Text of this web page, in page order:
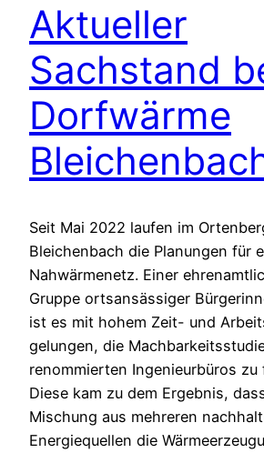
Aktueller
Sachstand
Dorfwärme
Seit Mai 2022 laufen im
Bleichenbach die Planungen für
Nahwärmenetz. Einer
Gruppe ortsansässiger
ist es mit hohem Zeit- und
gelungen, die
renommierten Ingenieurbüros zu
Diese kam zu dem Ergebnis,
Mischung aus mehreren
Energiequellen die